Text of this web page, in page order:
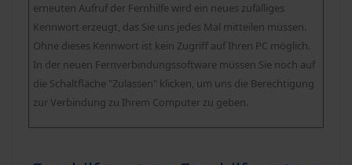
erneuten Aufruf der Fernhilfe wird ein neues zufälliges
Kennwort erzeugt, das Sie uns jedes Mal mitteilen müssen.
Ohne dieses Kennwort ist kein Zugriff auf Ihren PC möglich.
In der neuen Fernverbindungssoftware müssen Sie noch auf
die Schaltfläche "Zulassen" klicken, um uns die Berechtigung
zur Verbindung zu Ihrem Computer zu geben.